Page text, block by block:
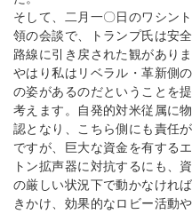
そして、二月一〇日のワシン
領の会談で、トランプ氏は安
路線に引き戻された観がありま
やはり私はリベラル・革新側
の姿があるのだということを
考えます。自発的対米従属に
認となり、こちら側にも責任が
ですが、巨大な資金を有する
トン拡声器に対抗するにも、
の厳しい状況下で動かなけれ
きかけ、効果的なロビー活動